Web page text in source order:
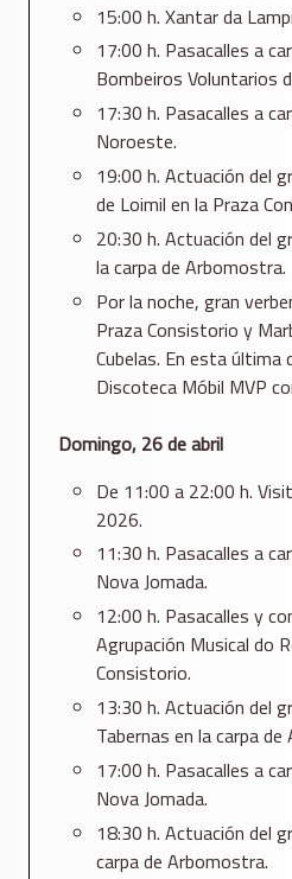
15:00 h. Xantar da
17:00 h. Pasacalles a
Bombeiros Voluntarios
17:30 h. Pasacalles a
Noroeste.
19:00 h. Actuación del
de Loimil en la Praza
20:30 h. Actuación del
la carpa de Arbomostra.
Por la noche, gran
Praza Consistorio y
Cubelas. En esta última
Discoteca Móbil MVP
Domingo, 26 de abril
De 11:00 a 22:00 h.
2026.
11:30 h. Pasacalles a
Nova Jomada.
12:00 h. Pasacalles y
Agrupación Musical do
Consistorio.
13:30 h. Actuación del
Tabernas en la carpa
17:00 h. Pasacalles a
Nova Jomada.
18:30 h. Actuación del
carpa de Arbomostra.